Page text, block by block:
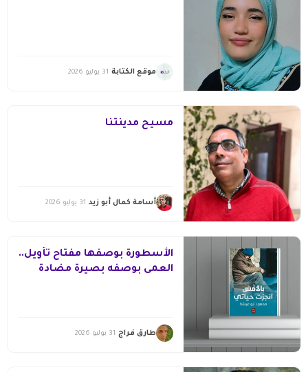
موقع الكتابة 31 يوليو 2026
مسيح مدينتنا
أسامة كمال أبو زيد 31 يوليو 2026
الأسطورة بوصفها مفتاح تأويل..
العمى بوصفه بصيرة مضادة
طارق فراج 31 يوليو 2026